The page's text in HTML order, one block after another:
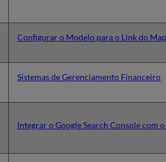
Configurar o Modelo para o Link do
Sistemas de Gerenciamento Financeiro
Integrar o Google Search Console com